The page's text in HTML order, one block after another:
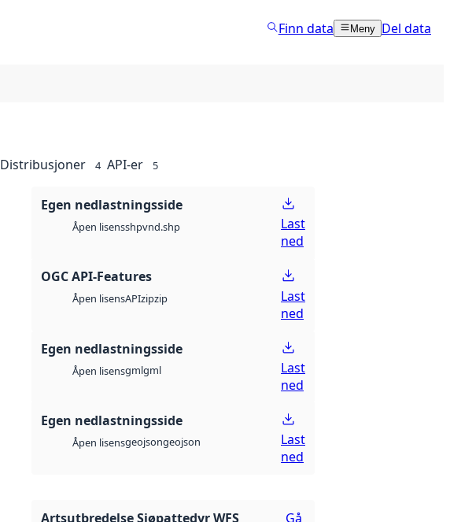
Finn data Meny Del data
Distribusjoner 4 API-er 5
Egen nedlastningsside
Åpen lisensshpvnd.shp
Last
ned
OGC API-Features
Åpen lisensAPIzipzip
Last
ned
Egen nedlastningsside
Åpen lisensgmlgml
Last
ned
Egen nedlastningsside
Åpen lisensgeojsongeojson
Last
ned
Artsutbredelse Sjøpattedyr WFS
Gå